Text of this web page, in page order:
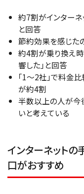
約7割がインター
と回答
節約効果を感じた
約4割が乗り換え
響した」と回答
「1～2社」で料金
が約4割
半数以上の人が今
いと考えている
インターネットの
口がおすすめ